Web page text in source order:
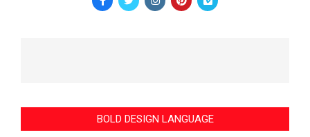
BOLD DESIGN LANGUAGE